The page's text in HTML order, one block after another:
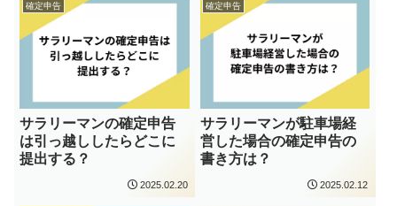
確定申告
サラリーマンの確定申告
は引っ越ししたらどこに
提出する？
2025.02.20
確定申告
サラリーマンが駐車場経
営した場合の確定申告の
書き方は？
2025.02.12